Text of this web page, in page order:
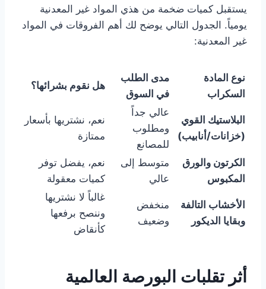
يستقبل كميات ضخمة من هذي المواد غير المعدنية
يومياً. الجدول التالي يوضح لك أهم الفروقات في المواد
غير المعدنية:
نوع المادة
السكراب
مدى الطلب
في السوق
هل نقوم بشرائها؟
البلاستيك القوي
(خزانات/أنابيب)
عالي جداً
ومطلوب
للمصانع
نعم، نشتريها بأسعار
ممتازة
الكرتون والورق
المكبوس
متوسط إلى
عالي
نعم، يفضل توفر
كميات معقولة
الأخشاب التالفة
وبقايا الديكور
منخفض
وضعيف
غالباً لا نشتريها
وننصح برفعها
كأنقاض
أثر تقلبات البورصة العالمية